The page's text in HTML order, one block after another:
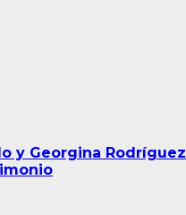
y Georgina Rodríguez